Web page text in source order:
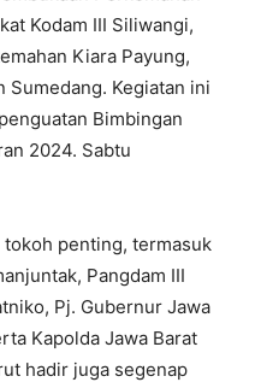
Kodam III Siliwangi,
Kiara Payung,
Sumedang. Kegiatan ini
Bimbingan
2024. Sabtu
penting, termasuk
Pangdam III
Pj. Gubernur Jawa
Kapolda Jawa Barat
hadir juga segenap